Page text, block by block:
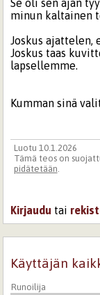
Se oli sen ajan
minun kaltainen
Joskus ajattelen,
Joskus taas
lapsellemme.
Kumman sinä
Luotu 10.1.2026
Tämä teos on
pidätetään.
Kirjaudu tai
Käyttäjän
Runoilija